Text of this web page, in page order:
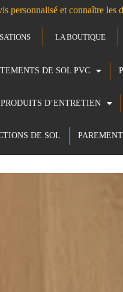
personnalisé et connaître
LA BOUTIQUE
DE SOL PVC
PRODUITS D’ENTRETIEN
DE SOL